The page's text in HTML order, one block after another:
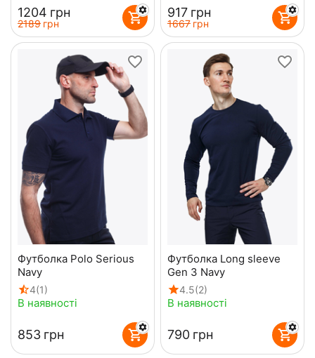
‍1204‍ грн
‍2189‍ грн
‍917‍ грн
‍1667‍ грн
Футболка Polo Serious
Navy
4(1)
В наявності
‍853‍ грн
Футболка Long sleeve
Gen 3 Navy
4.5(2)
В наявності
‍790‍ грн